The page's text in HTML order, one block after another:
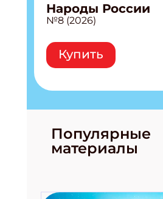
Народы России
№8 (2026)
Купить
Популярные
материалы